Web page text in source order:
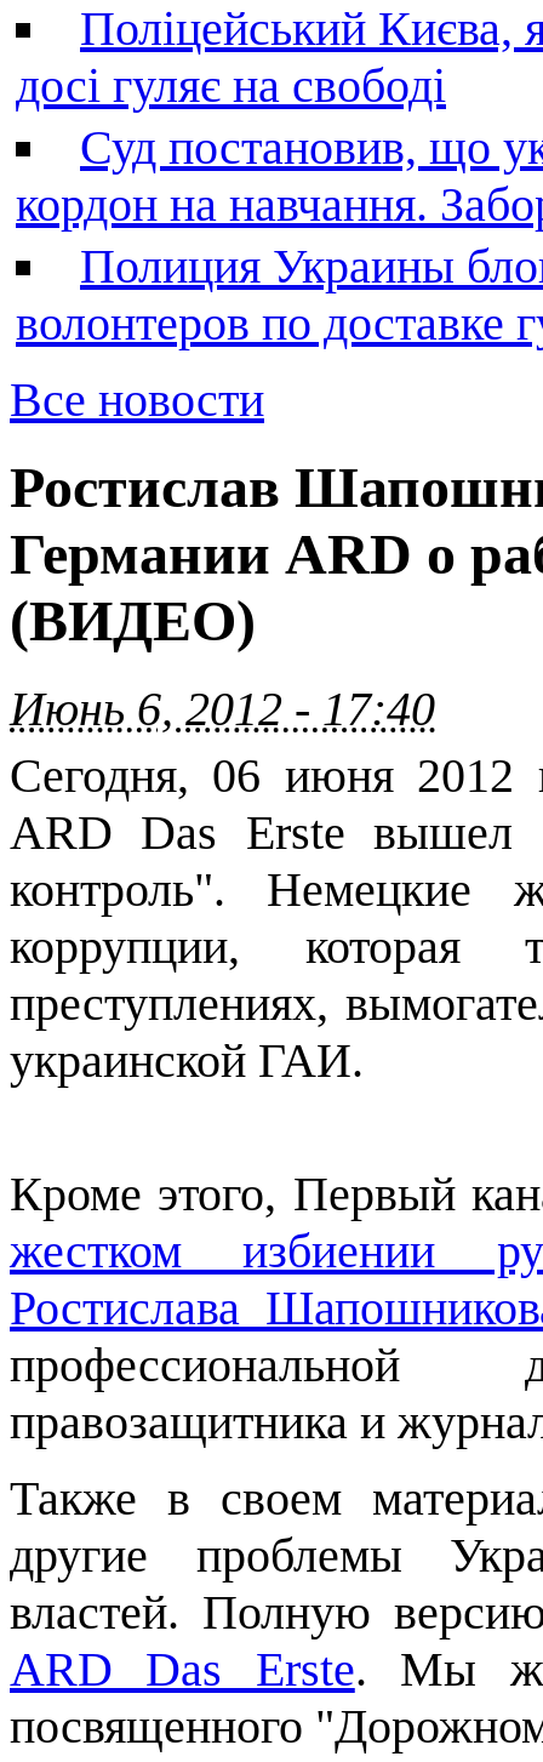
Поліцейський Києва,
досі гуляє на свободі
Суд постановив, що
кордон на навчання.
Полиция Украины
волонтеров по
Все новости
Ростислав
Германии ARD о
(ВИДЕО)
Июнь 6, 2012 - 17:40
Сегодня, 06 июня 2012
ARD Das Erste вышел
контроль". Немецкие
коррупции,
преступлениях,
украинской ГАИ.
Кроме этого, Первый
жестком избиении
Ростислава
профессиональной
правозащитника и
Также в своем
другие проблемы
властей. Полную
ARD Das Erste. Мы же
посвященного